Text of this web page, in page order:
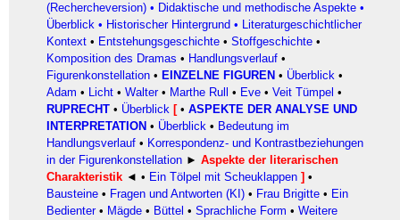
(Rechercheversion) • Didaktische und methodische Aspekte •
Überblick • Historischer Hintergrund • Literaturgeschichtlicher
Kontext • Entstehungsgeschichte • Stoffgeschichte •
Komposition des Dramas • Handlungsverlauf •
Figurenkonstellation • EINZELNE FIGUREN • Überblick •
Adam • Licht • Walter• Marthe Rull • Eve • Veit Tümpel •
RUPRECHT • Überblick [• ASPEKTE DER ANALYSE UND
INTERPRETATION • Überblick • Bedeutung im
Handlungsverlauf • Korrespondenz- und Kontrastbeziehungen
in der Figurenkonstellation ► Aspekte der literarischen
Charakteristik ◄ • Ein Tölpel mit Scheuklappen ] •
Bausteine • Fragen und Antworten (KI) • Frau Brigitte • Ein
Bedienter• Mägde • Büttel • Sprachliche Form • Weitere